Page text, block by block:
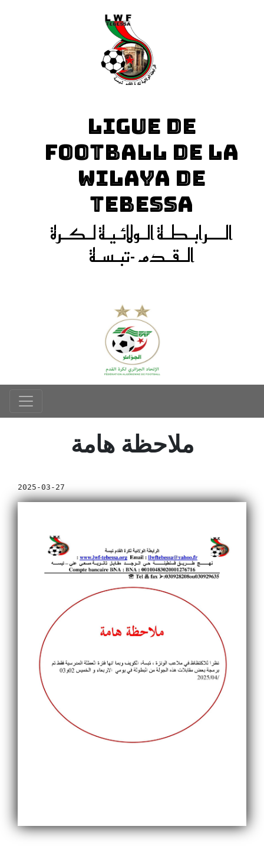
LIGUE DE
FOOTBALL DE LA
WILAYA DE
TEBESSA
الـــرابـطـة الـولائـيـة لـكـرة
الـقـدم -تبـسـة
ملاحظة هامة
2025-03-27